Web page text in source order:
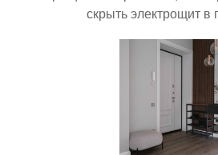
скрыть электрощит в